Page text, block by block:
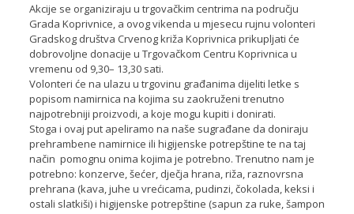
Akcije se organiziraju u trgovačkim centrima na području
Grada Koprivnice, a ovog vikenda u mjesecu rujnu volonteri
Gradskog društva Crvenog križa Koprivnica prikupljati će
dobrovoljne donacije u Trgovačkom Centru Koprivnica u
vremenu od 9,30– 13,30 sati.
Volonteri će na ulazu u trgovinu građanima dijeliti letke s
popisom namirnica na kojima su zaokruženi trenutno
najpotrebniji proizvodi, a koje mogu kupiti i donirati.
Stoga i ovaj put apeliramo na naše sugrađane da doniraju
prehrambene namirnice ili higijenske potrepštine te na taj
način pomognu onima kojima je potrebno. Trenutno nam je
potrebno: konzerve, šećer, dječja hrana, riža, raznovrsna
prehrana (kava, juhe u vrećicama, pudinzi, čokolada, keksi i
ostali slatkiši) i higijenske potrepštine (sapun za ruke, šampon